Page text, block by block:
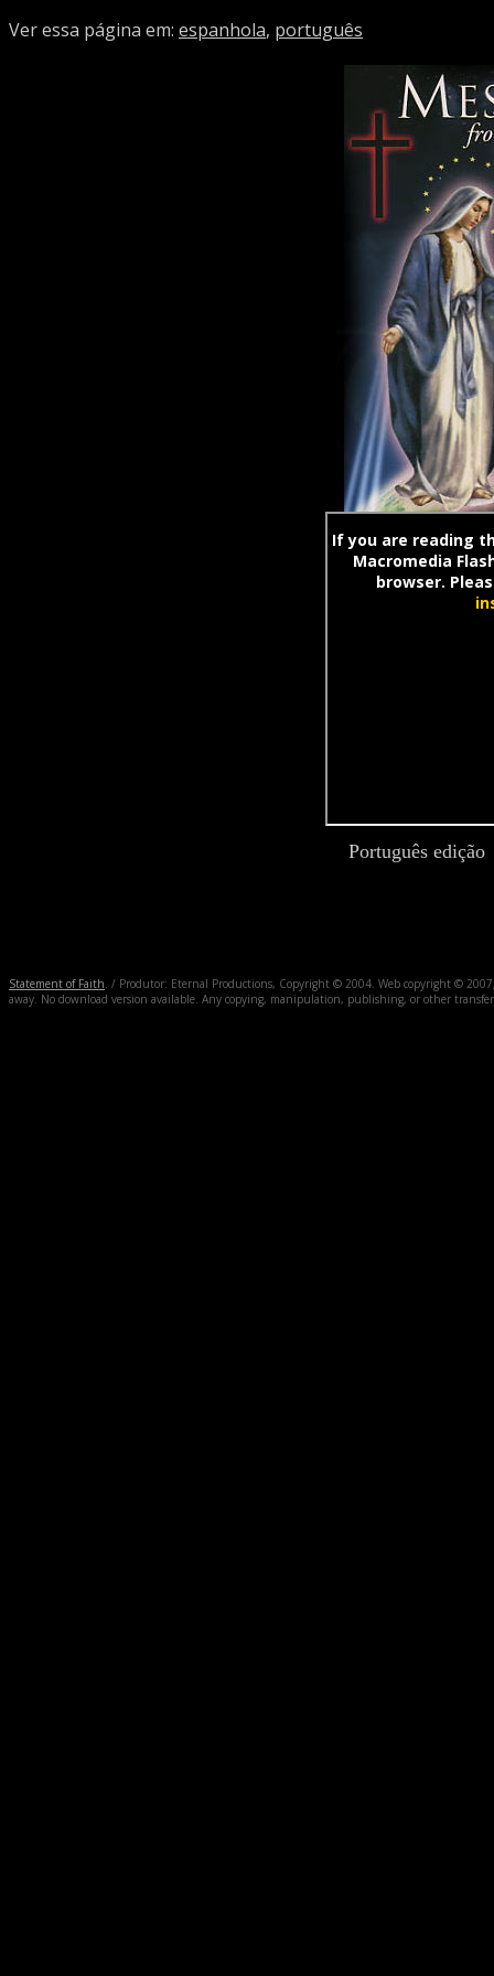
Ver essa página em: espanhola, português
Português edição
Statement of Faith. / Produtor: Eternal Productions, Copyright © 2004. Web copyright ©
away. No download version available. Any copying, manipulation, publishing, or other